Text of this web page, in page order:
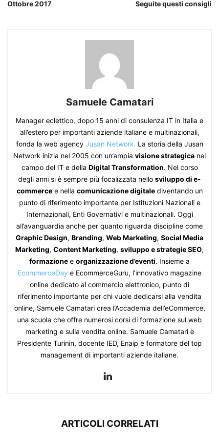
Ottobre 2017 Seguite questi consigli
Samuele Camatari
Manager eclettico, dopo 15 anni di consulenza IT in Italia e
all’estero per importanti aziende italiane e multinazionali,
fonda la web agency Jusan Network. La storia della Jusan
Network inizia nel 2005 con un’ampia visione strategica nel
campo del IT e della Digital Transformation. Nel corso
degli anni si è sempre più focalizzata nello sviluppo di e-
commercee nella comunicazione digitalediventando un
punto di riferimento importante per Istituzioni Nazionali e
Internazionali, Enti Governativi e multinazionali. Oggi
all’avanguardia anche per quanto riguarda discipline come
Graphic Design, Branding, Web Marketing, Social Media
Marketing, Content Marketing, sviluppo e strategie SEO,
formazione e organizzazione d’eventi. Insieme a
EcommerceDay e EcommerceGuru, l’innovativo magazine
online dedicato al commercio elettronico, punto di
riferimento importante per chi vuole dedicarsi alla vendita
online, Samuele Camatari crea l’Accademia dell’eCommerce,
una scuola che offre numerosi corsi di formazione sul web
marketing e sulla vendita online. Samuele Camatari è
Presidente Turinin, docente IED, Enaip e formatore del top
management di importanti aziende italiane.
ARTICOLI CORRELATI